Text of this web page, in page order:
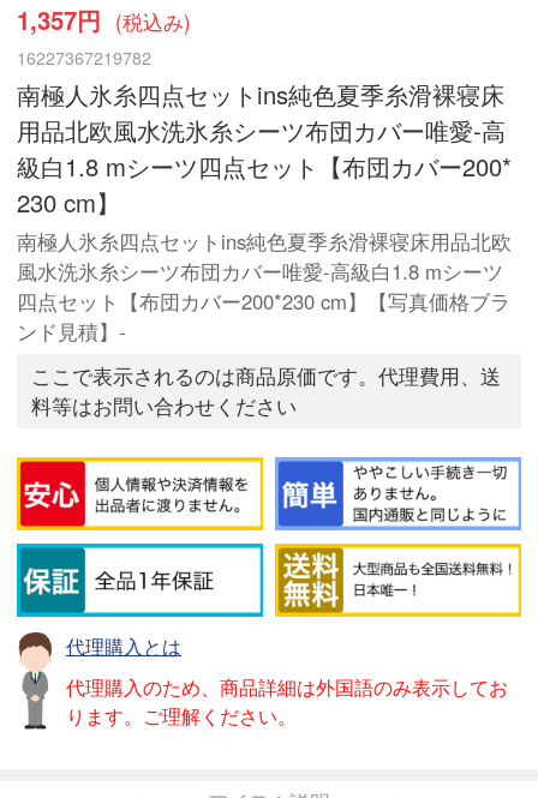
1,357円 (税込み)
16227367219782
南極人氷糸四点セットins純色夏季糸滑裸寝床
用品北欧風水洗氷糸シーツ布団カバー唯愛-高
級白1.8 mシーツ四点セット【布団カバー200*
230 cm】
南極人氷糸四点セットins純色夏季糸滑裸寝床用品北欧
風水洗氷糸シーツ布団カバー唯愛-高級白1.8 mシーツ
四点セット【布団カバー200*230 cm】【写真価格ブラ
ンド見積】-
ここで表示されるのは商品原価です。代理費用、送
料等はお問い合わせください
代理購入とは
代理購入のため、商品詳細は外国語のみ表示してお
ります。ご理解ください。